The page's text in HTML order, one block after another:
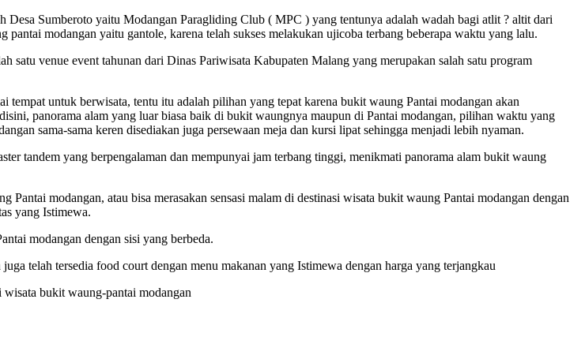
Sumberoto yaitu Modangan Paragliding Club ( MPC ) yang tentunya adalah wadah bagi atlit ? altit dari
pantai modangan yaitu gantole, karena telah sukses melakukan ujicoba terbang beberapa waktu yang lalu.
satu venue event tahunan dari Dinas Pariwisata Kabupaten Malang yang merupakan salah satu program
untuk berwisata, tentu itu adalah pilihan yang tepat karena bukit waung Pantai modangan akan
panorama alam yang luar biasa baik di bukit waungnya maupun di Pantai modangan, pilihan waktu yang
sama-sama keren disediakan juga persewaan meja dan kursi lipat sehingga menjadi lebih nyaman.
tandem yang berpengalaman dan mempunyai jam terbang tinggi, menikmati panorama alam bukit waung
modangan, atau bisa merasakan sensasi malam di destinasi wisata bukit waung Pantai modangan dengan
yang Istimewa.
modangan dengan sisi yang berbeda.
telah tersedia food court dengan menu makanan yang Istimewa dengan harga yang terjangkau
bukit waung-pantai modangan